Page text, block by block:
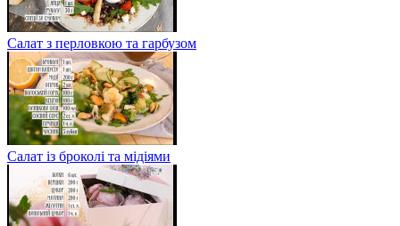
Салат з перловкою та гарбузом
Салат із броколі та мідіями